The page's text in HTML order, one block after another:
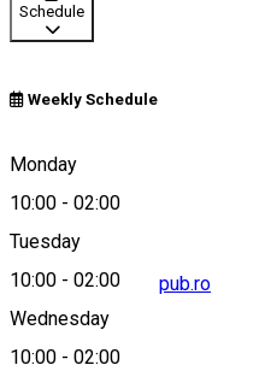
Schedule
Weekly Schedule
Monday
10:00 - 02:00
Tuesday
10:00 - 02:00
Wednesday
10:00 - 02:00
0734 010 203
deanes@deanes-pub.ro